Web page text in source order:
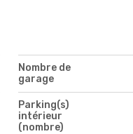
Nombre de
garage
Parking(s)
intérieur
(nombre)